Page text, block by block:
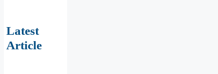
Latest
Article